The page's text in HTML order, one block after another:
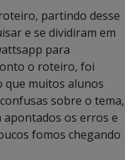
partindo desse
e se dividiram em
para
o roteiro, foi
que muitos alunos
sobre o tema,
os erros e
fomos chegando